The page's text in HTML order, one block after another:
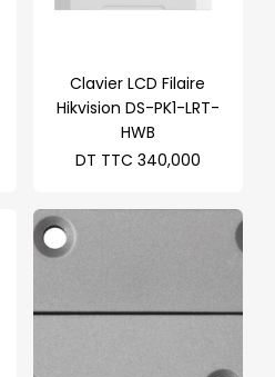
Clavier LCD Filaire
Hikvision DS-PK1-LRT-
HWB
DT TTC 340,000